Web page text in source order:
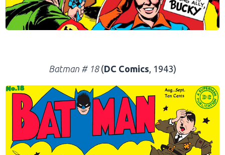
Batman # 18(DC Comics, 1943)